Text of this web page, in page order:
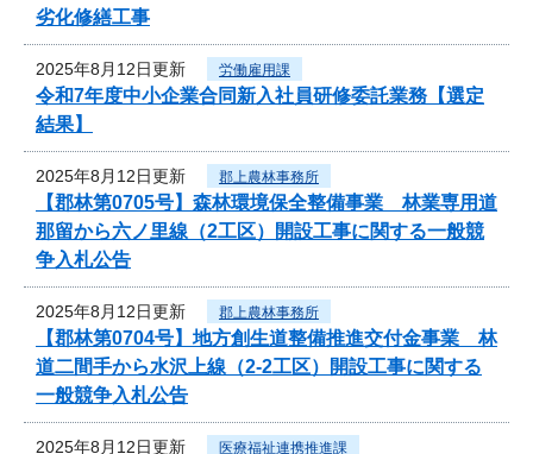
劣化修繕工事
2025年8月12日更新 労働雇用課
令和7年度中小企業合同新入社員研修委託業務【選定
結果】
2025年8月12日更新 郡上農林事務所
【郡林第0705号】森林環境保全整備事業 林業専用道
那留から六ノ里線（2工区）開設工事に関する一般競
争入札公告
2025年8月12日更新 郡上農林事務所
【郡林第0704号】地方創生道整備推進交付金事業 林
道二間手から水沢上線（2-2工区）開設工事に関する
一般競争入札公告
2025年8月12日更新 医療福祉連携推進課